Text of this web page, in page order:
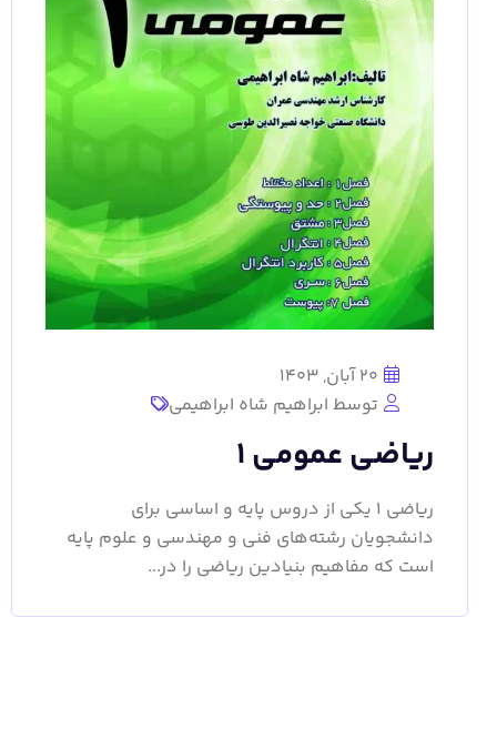
20 آبان, 1403
توسط ابراهیم شاه ابراهیمی
ریاضی عمومی 1
ریاضی 1 یکی از دروس پایه و اساسی برای
دانشجویان رشته‌های فنی و مهندسی و علوم پایه
است که مفاهیم بنیادین ریاضی را در...